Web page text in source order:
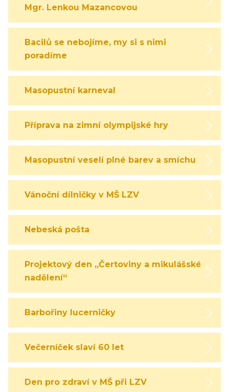
Mgr. Lenkou Mazancovou
Bacilů se nebojíme, my si s nimi
poradíme
Masopustní karneval
Příprava na zimní olympijské hry
Masopustní veselí plné barev a smíchu
Vánoční dílničky v MŠ LZV
Nebeská pošta
Projektový den „Čertoviny a mikulášské
nadělení“
Barbořiny lucerničky
Večerníček slaví 60 let
Den pro zdraví v MŠ při LZV